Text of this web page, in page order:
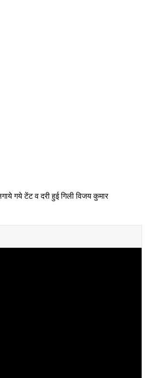
गये टेंट व दरी हुई गिली विजय कुमार